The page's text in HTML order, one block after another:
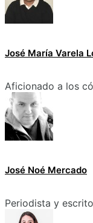
José María Varela
Aficionado a los
José Noé Mercado
Periodista y